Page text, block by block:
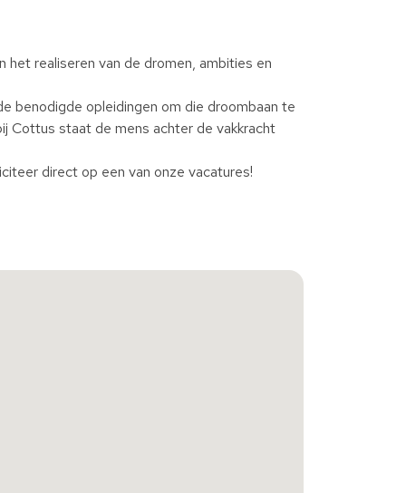
realiseren van de dromen, ambities en
benodigde opleidingen om die droombaan te
Cottus staat de mens achter de vakkracht
direct op een van onze vacatures!